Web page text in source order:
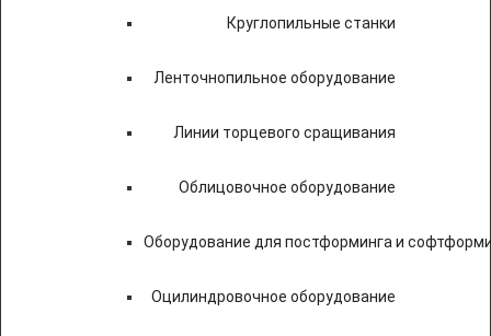
Круглопильные станки
Ленточнопильное оборудование
Линии торцевого сращивания
Облицовочное оборудование
Оборудование для постформинга и
Оцилиндровочное оборудование